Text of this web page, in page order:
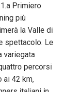
Primiero
più
la Valle di
spettacolo. Le
variegata
percorsi
ai 42 km,